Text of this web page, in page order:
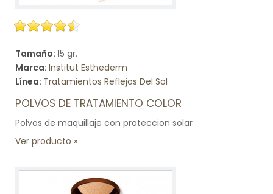
Tamaño: 15 gr.
Marca: Institut Esthederm
Línea: Tratamientos Reflejos Del Sol
POLVOS DE TRATAMIENTO COLOR
Polvos de maquillaje con proteccion solar
Ver producto